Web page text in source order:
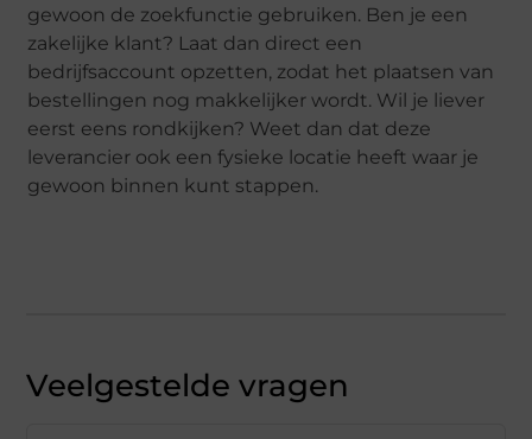
gewoon de zoekfunctie gebruiken. Ben je een
zakelijke klant? Laat dan direct een
bedrijfsaccount opzetten, zodat het plaatsen van
bestellingen nog makkelijker wordt. Wil je liever
eerst eens rondkijken? Weet dan dat deze
leverancier ook een fysieke locatie heeft waar je
gewoon binnen kunt stappen.
Veelgestelde vragen